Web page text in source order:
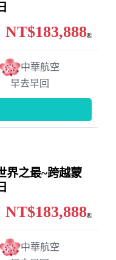
中華航空
早去早回
NT$183,888起
界之最~跨越蒙
中華航空
NT$183,888起